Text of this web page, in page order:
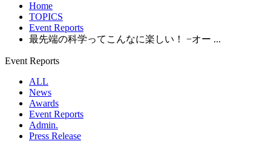
Home
TOPICS
Event Reports
最先端の科学ってこんなに楽しい！ −オー ...
Event Reports
ALL
News
Awards
Event Reports
Admin.
Press Release